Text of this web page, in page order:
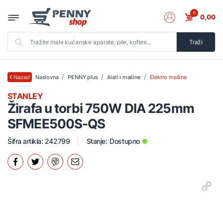
Traži
0 0,00
Nazad Naslovna PENNY plus Alati i mašine Elektro mašine
Žirafa u torbi 750W DIA 225mm
SFMEE500S-QS
STANLEY
Šifra artikla: 242799 Stanje: Dostupno